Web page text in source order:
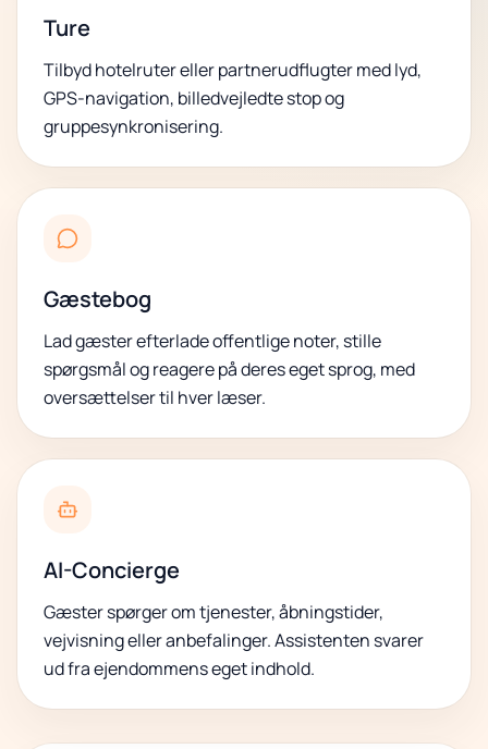
Ture
Tilbyd hotelruter eller partnerudflugter med lyd,
GPS-navigation, billedvejledte stop og
gruppesynkronisering.
Gæstebog
Lad gæster efterlade offentlige noter, stille
spørgsmål og reagere på deres eget sprog, med
oversættelser til hver læser.
AI-Concierge
Gæster spørger om tjenester, åbningstider,
vejvisning eller anbefalinger. Assistenten svarer
ud fra ejendommens eget indhold.